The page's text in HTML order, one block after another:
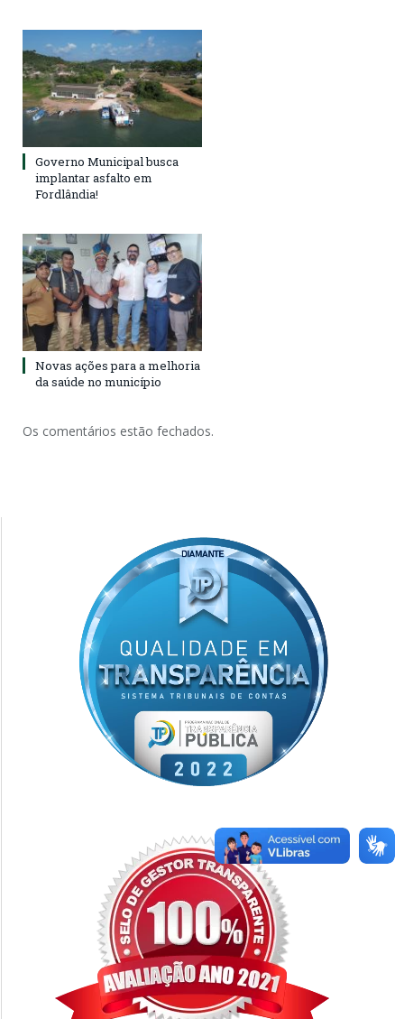
Governo Municipal busca
implantar asfalto em
Fordlândia!
Novas ações para a melhoria
da saúde no município
Os comentários estão fechados.